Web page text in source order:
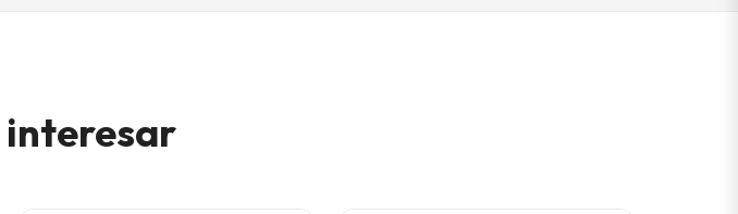
interesar